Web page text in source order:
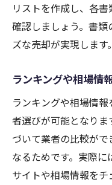
安心できる
不動産売却
買取で納得の不
不動産売却
不動産買取
買取完了ま
不動産売却
成功事例か
リストを作成し、各
確認しましょう。書
ズな売却が実現します。
ランキングや相場情
ランキングや相場情
者選びが可能となり
づいて業者の比較が
なるためです。実際
サイトや相場情報を